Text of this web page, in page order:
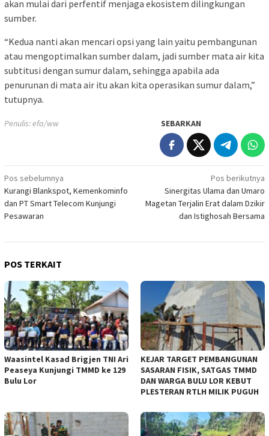
akan mulai dari perfentif menjaga ekosistem dilingkungan
sumber.
“Kedua nanti akan mencari opsi yang lain yaitu pembangunan
atau mengoptimalkan sumber dalam, jadi sumber mata air kita
subtitusi dengan sumur dalam, sehingga apabila ada
penurunan di mata air itu akan kita operasikan sumur dalam,”
tutupnya.
Penulis: efa/ww SEBARKAN
Navigasi
pos
Pos sebelumnya
Kurangi Blankspot, Kemenkominfo
dan PT Smart Telecom Kunjungi
Pesawaran
Pos berikutnya
Sinergitas Ulama dan Umaro
Magetan Terjalin Erat dalam Dzikir
dan Istighosah Bersama
POS TERKAIT
Waasintel Kasad Brigjen TNI Ari
Peaseya Kunjungi TMMD ke 129
Bulu Lor
KEJAR TARGET PEMBANGUNAN
SASARAN FISIK, SATGAS TMMD
DAN WARGA BULU LOR KEBUT
PLESTERAN RTLH MILIK PUGUH